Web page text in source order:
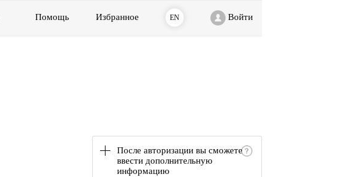
Помощь Избранное EN Войти
После авторизации вы сможете
ввести дополнительную
информацию